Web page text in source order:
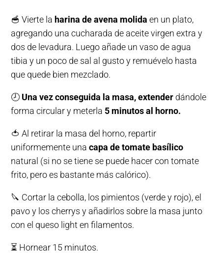
🥣 Vierte la harina de avena molida en un plato,
agregando una cucharada de aceite virgen extra y
dos de levadura. Luego añade un vaso de agua
tibia y un poco de sal al gusto y remuévelo hasta
que quede bien mezclado.
🕗Una vez conseguida la masa, extender dándole
forma circular y meterla 5 minutos al horno.
🍅 Al retirar la masa del horno, repartir
uniformemente unacapa de tomate basílico
natural (si no se tiene se puede hacer con tomate
frito, pero es bastante más calórico).
🔪 Cortar la cebolla, los pimientos (verde y rojo), el
pavo y los cherrys y añadirlos sobre la masa junto
con el queso light en filamentos.
⏳ Hornear 15 minutos.